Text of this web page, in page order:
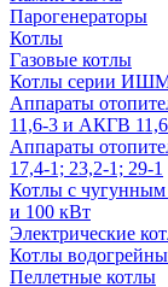
Парогенераторы
Котлы
Газовые котлы
Котлы серии
Аппараты
11,6-3 и АКГВ
Аппараты
17,4-1; 23,2-1; 29-1
Котлы с
и 100 кВт
Электрические
Котлы
Пеллетные котлы